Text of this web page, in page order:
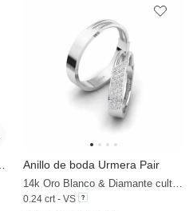
Anillo de boda Urmera Pair
14k Oro Blanco & Diamante cultivado en laboratorio
0.24 crt - VS